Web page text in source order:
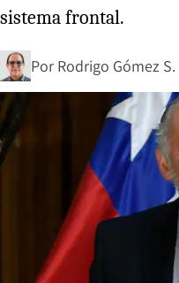
sistema frontal.
Por Rodrigo Gómez S.